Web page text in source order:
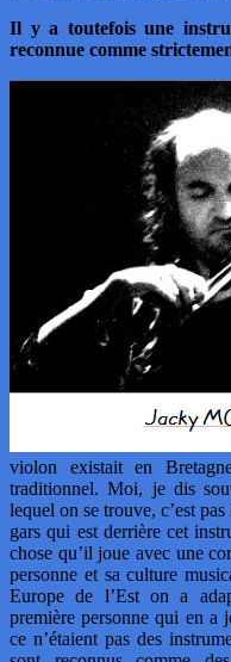
Il y a toutefois une
reconnue comme
violon existait en
traditionnel. Moi, je dis
lequel on se trouve, c’est
gars qui est derrière cet
chose qu’il joue avec une
personne et sa culture
Europe de l’Est on a
première personne qui en a
ce n’étaient pas des